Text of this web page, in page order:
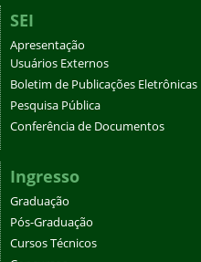
SEI
Apresentação
Usuários Externos
Boletim de Publicações Eletrônicas
Pesquisa Pública
Conferência de Documentos
Ingresso
Graduação
Pós-Graduação
Cursos Técnicos